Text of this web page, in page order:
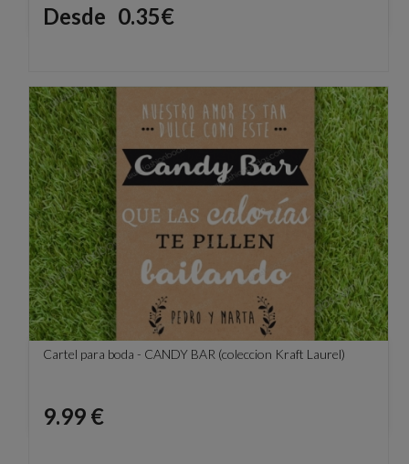
Precio
Desde 0.35€
Cartel para boda - CANDY BAR (coleccion Kraft Laurel)
Precio
9.99 €